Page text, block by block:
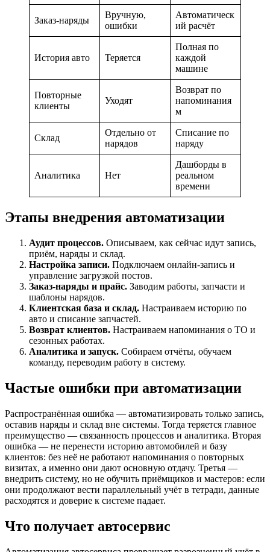
Заказ-наряды
Вручную,
ошибки
Автоматическ
ий расчёт
История авто Теряется
Полная по
каждой
машине
Повторные
клиенты
Уходят
Возврат по
напоминания
м
Склад
Отдельно от
нарядов
Списание по
наряду
Аналитика Нет
Дашборды в
реальном
времени
Этапы внедрения автоматизации
Аудит процессов. Описываем, как сейчас идут запись,
приём, наряды и склад.
Настройка записи. Подключаем онлайн-запись и
управление загрузкой постов.
Заказ-наряды и прайс. Заводим работы, запчасти и
шаблоны нарядов.
Клиентская база и склад. Настраиваем историю по
авто и списание запчастей.
Возврат клиентов. Настраиваем напоминания о ТО и
сезонных работах.
Аналитика и запуск. Собираем отчёты, обучаем
команду, переводим работу в систему.
Частые ошибки при автоматизации
Распространённая ошибка — автоматизировать только запись,
оставив наряды и склад вне системы. Тогда теряется главное
преимущество — связанность процессов и аналитика. Вторая
ошибка — не перенести историю автомобилей и базу
клиентов: без неё не работают напоминания о повторных
визитах, а именно они дают основную отдачу. Третья —
внедрить систему, но не обучить приёмщиков и мастеров: если
они продолжают вести параллельный учёт в тетради, данные
расходятся и доверие к системе падает.
Что получает автосервис